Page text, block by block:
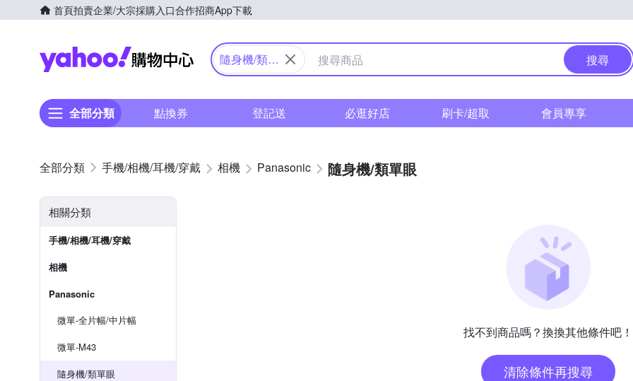
首頁拍賣企業/大宗採購入口合作招商App下載
Yahoo購物中心
隨身機/類單
搜尋
全部分類 點換券 登記送 必逛好店 刷卡/超取 會員專享
手機/相機/耳機/穿戴 相機 Panasonic 隨身機/類單眼
相關分類
手機/相機/耳機/穿戴
相機
Panasonic
微單-全片幅/中片幅
微單-M43
隨身機/類單眼
找不到商品嗎？換換其他條件吧！
清除條件再搜尋